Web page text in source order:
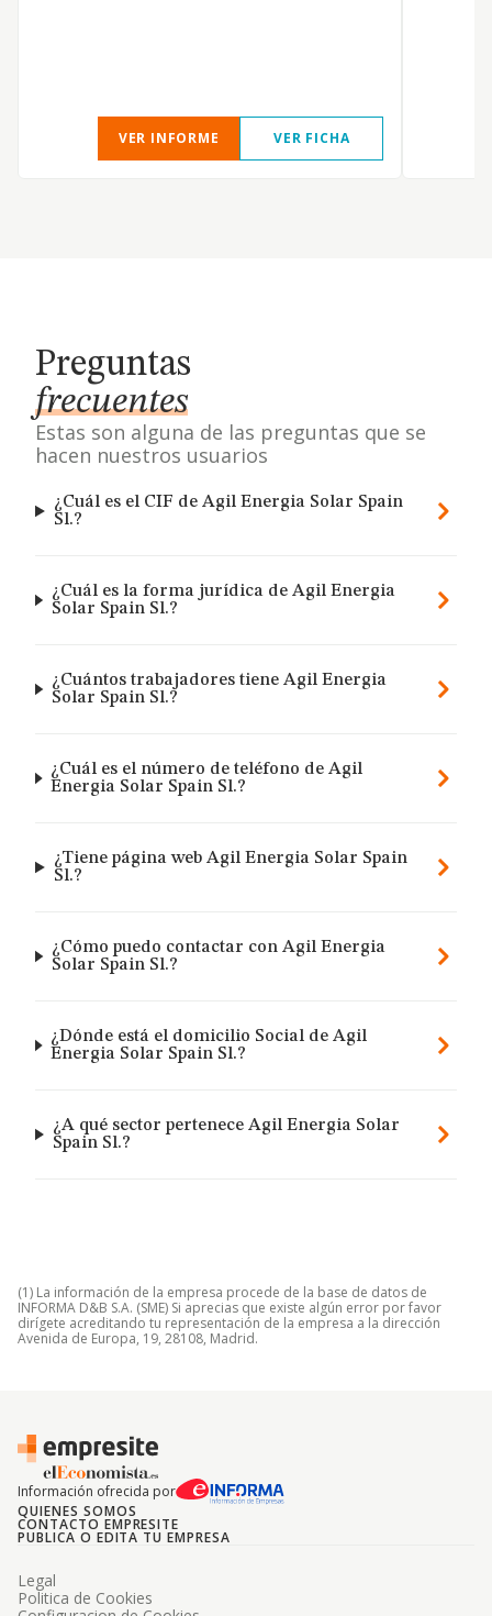
VER INFORME VER FICHA
Preguntas
frecuentes
Estas son alguna de las preguntas que se
hacen nuestros usuarios
¿Cuál es el CIF de Agil Energia Solar Spain
Sl.?
¿Cuál es la forma jurídica de Agil Energia
Solar Spain Sl.?
¿Cuántos trabajadores tiene Agil Energia
Solar Spain Sl.?
¿Cuál es el número de teléfono de Agil
Energia Solar Spain Sl.?
¿Tiene página web Agil Energia Solar Spain
Sl.?
¿Cómo puedo contactar con Agil Energia
Solar Spain Sl.?
¿Dónde está el domicilio Social de Agil
Energia Solar Spain Sl.?
¿A qué sector pertenece Agil Energia Solar
Spain Sl.?
(1) La información de la empresa procede de la base de datos de
INFORMA D&B S.A. (SME) Si aprecias que existe algún error por favor
dirígete acreditando tu representación de la empresa a la dirección
Avenida de Europa, 19, 28108, Madrid.
Información ofrecida por
QUIENES SOMOS
CONTACTO EMPRESITE
PUBLICA O EDITA TU EMPRESA
Legal
Politica de Cookies